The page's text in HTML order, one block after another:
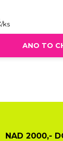
/ks
ANO TO
NAD 2000,-